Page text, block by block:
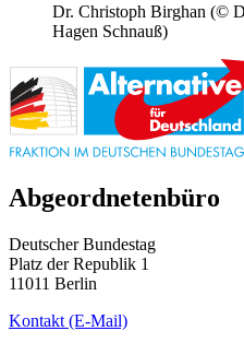
Dr. Christoph Birghan (©
Hagen Schnauß)
Abgeordnetenbüro
Deutscher Bundestag
Platz der Republik 1
11011 Berlin
Kontakt (E-Mail)